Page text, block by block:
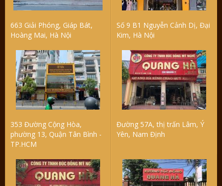
663 Giải Phóng, Giáp Bát,
Hoàng Mai, Hà Nội
Số 9 B1 Nguyễn Cảnh Dị, Đại
Kim, Hà Nội
353 Đường Cộng Hòa,
phường 13, Quận Tân Bình -
TP.HCM
Đường 57A, thị trấn Lâm, Ý
Yên, Nam Định